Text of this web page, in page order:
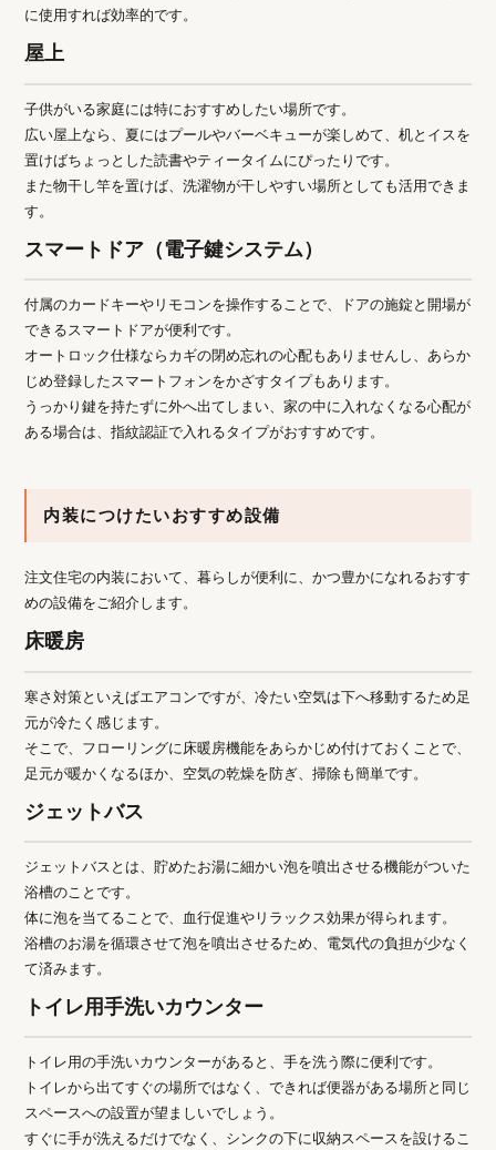
に使用すれば効率的です。
屋上
子供がいる家庭には特におすすめしたい場所です。
広い屋上なら、夏にはプールやバーベキューが楽しめて、机とイスを
置けばちょっとした読書やティータイムにぴったりです。
また物干し竿を置けば、洗濯物が干しやすい場所としても活用できま
す。
スマートドア（電子鍵システム）
付属のカードキーやリモコンを操作することで、ドアの施錠と開場が
できるスマートドアが便利です。
オートロック仕様ならカギの閉め忘れの心配もありませんし、あらか
じめ登録したスマートフォンをかざすタイプもあります。
うっかり鍵を持たずに外へ出てしまい、家の中に入れなくなる心配が
ある場合は、指紋認証で入れるタイプがおすすめです。
内装につけたいおすすめ設備
注文住宅の内装において、暮らしが便利に、かつ豊かになれるおすす
めの設備をご紹介します。
床暖房
寒さ対策といえばエアコンですが、冷たい空気は下へ移動するため足
元が冷たく感じます。
そこで、フローリングに床暖房機能をあらかじめ付けておくことで、
足元が暖かくなるほか、空気の乾燥を防ぎ、掃除も簡単です。
ジェットバス
ジェットバスとは、貯めたお湯に細かい泡を噴出させる機能がついた
浴槽のことです。
体に泡を当てることで、血行促進やリラックス効果が得られます。
浴槽のお湯を循環させて泡を噴出させるため、電気代の負担が少なく
て済みます。
トイレ用手洗いカウンター
トイレ用の手洗いカウンターがあると、手を洗う際に便利です。
トイレから出てすぐの場所ではなく、できれば便器がある場所と同じ
スペースへの設置が望ましいでしょう。
すぐに手が洗えるだけでなく、シンクの下に収納スペースを設けるこ